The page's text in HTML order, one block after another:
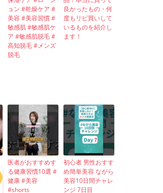
ョン #乾燥ケア #
美容 #美容習慣 #
敏感肌 #敏感肌ケ
ア #敏感肌脱毛 #
高知脱毛 #メンズ
脱毛
良かったもの・何
度もリピ買いして
いるものを紹介し
ます！
医者がおすすめす
る健康習慣10選 #
健康 #美容
#shorts
初心者 男性おすす
め簡単美容 ながら
美容10日間チャレ
ンジ 7日目